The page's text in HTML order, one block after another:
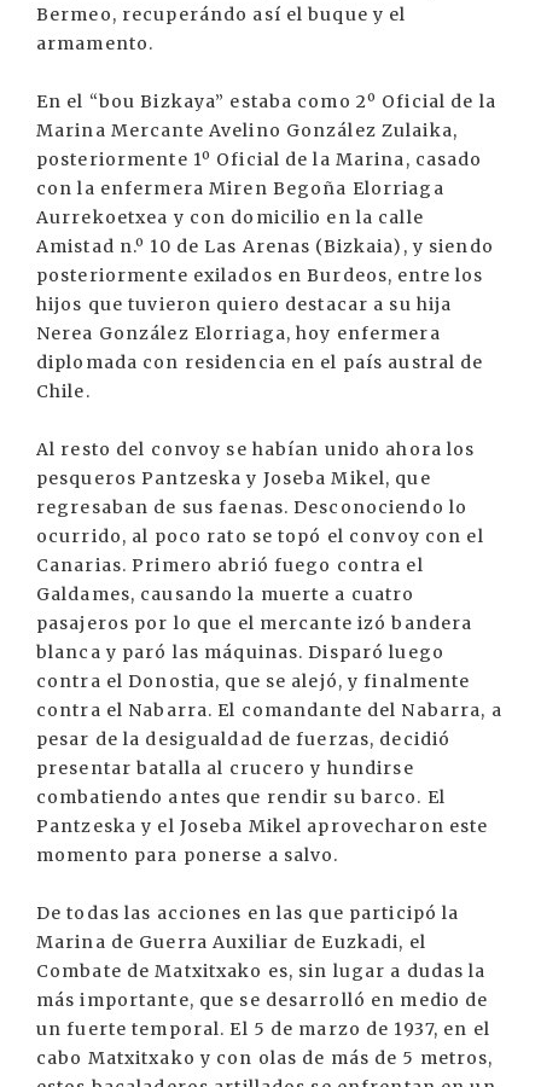
Bermeo, recuperándo así el buque y el
armamento.
En el “bou Bizkaya” estaba como 2º Oficial de la
Marina Mercante Avelino González Zulaika,
posteriormente 1º Oficial de la Marina, casado
con la enfermera Miren Begoña Elorriaga
Aurrekoetxea y con domicilio en la calle
Amistad n.º 10 de Las Arenas (Bizkaia), y siendo
posteriormente exilados en Burdeos, entre los
hijos que tuvieron quiero destacar a su hija
Nerea González Elorriaga, hoy enfermera
diplomada con residencia en el país austral de
Chile.
Al resto del convoy se habían unido ahora los
pesqueros Pantzeska y Joseba Mikel, que
regresaban de sus faenas. Desconociendo lo
ocurrido, al poco rato se topó el convoy con el
Canarias. Primero abrió fuego contra el
Galdames, causando la muerte a cuatro
pasajeros por lo que el mercante izó bandera
blanca y paró las máquinas. Disparó luego
contra el Donostia, que se alejó, y finalmente
contra el Nabarra. El comandante del Nabarra, a
pesar de la desigualdad de fuerzas, decidió
presentar batalla al crucero y hundirse
combatiendo antes que rendir su barco. El
Pantzeska y el Joseba Mikel aprovecharon este
momento para ponerse a salvo.
De todas las acciones en las que participó la
Marina de Guerra Auxiliar de Euzkadi, el
Combate de Matxitxako es, sin lugar a dudas la
más importante, que se desarrolló en medio de
un fuerte temporal. El 5 de marzo de 1937, en el
cabo Matxitxako y con olas de más de 5 metros,